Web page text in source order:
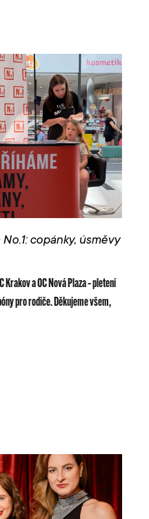
copánky, úsměvy
Krakov a OC Nová Plaza – pletení
pro rodiče. Děkujeme všem,